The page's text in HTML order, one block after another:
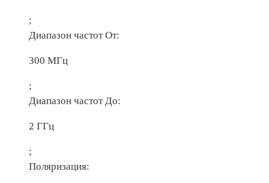
;
Диапазон частот От:
300 МГц
;
Диапазон частот До:
2 ГГц
;
Поляризация: